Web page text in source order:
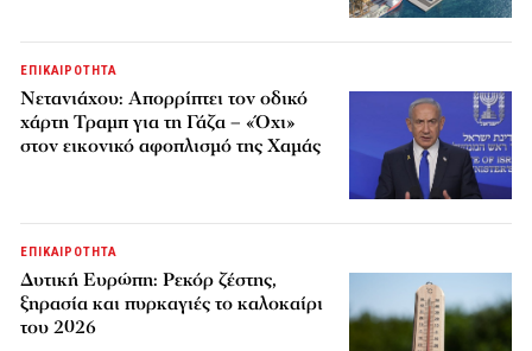
ΕΠΙΚΑΙΡΟΤΗΤΑ
Νετανιάχου: Απορρίπτει τον οδικό
χάρτη Τραμπ για τη Γάζα – «Όχι»
στον εικονικό αφοπλισμό της Χαμάς
ΕΠΙΚΑΙΡΟΤΗΤΑ
Δυτική Ευρώπη: Ρεκόρ ζέστης,
ξηρασία και πυρκαγιές το καλοκαίρι
του 2026